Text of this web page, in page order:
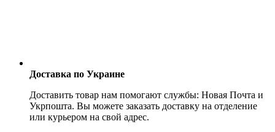
Доставка по Украине
Доставить товар нам помогают службы: Новая Почта и
Укрпошта. Вы можете заказать доставку на отделение
или курьером на свой адрес.